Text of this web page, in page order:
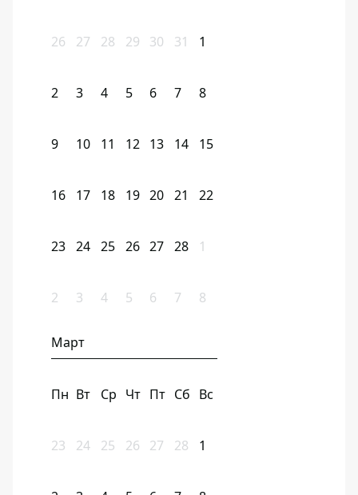
26 27 28 29 30 31 1
2 3 4 5 6 7 8
9 10 11 12 13 14 15
16 17 18 19 20 21 22
23 24 25 26 27 28 1
2 3 4 5 6 7 8
Март
Пн Вт Ср Чт Пт Сб Вс
23 24 25 26 27 28 1